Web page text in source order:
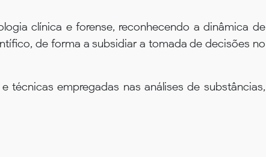
clínica e forense, reconhecendo a dinâmica de
de forma a subsidiar a tomada de decisões no
técnicas empregadas nas análises de substâncias,